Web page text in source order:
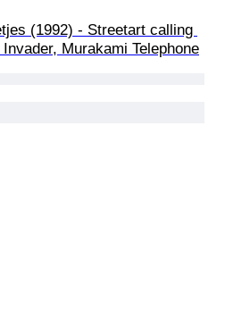
(1992) - Streetart calling
Invader, Murakami Telephone